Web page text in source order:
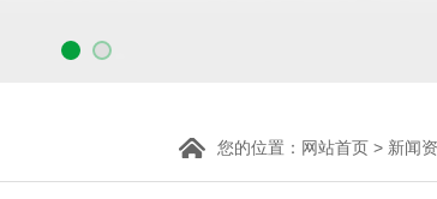
您的位置： 网站首页 > 新闻